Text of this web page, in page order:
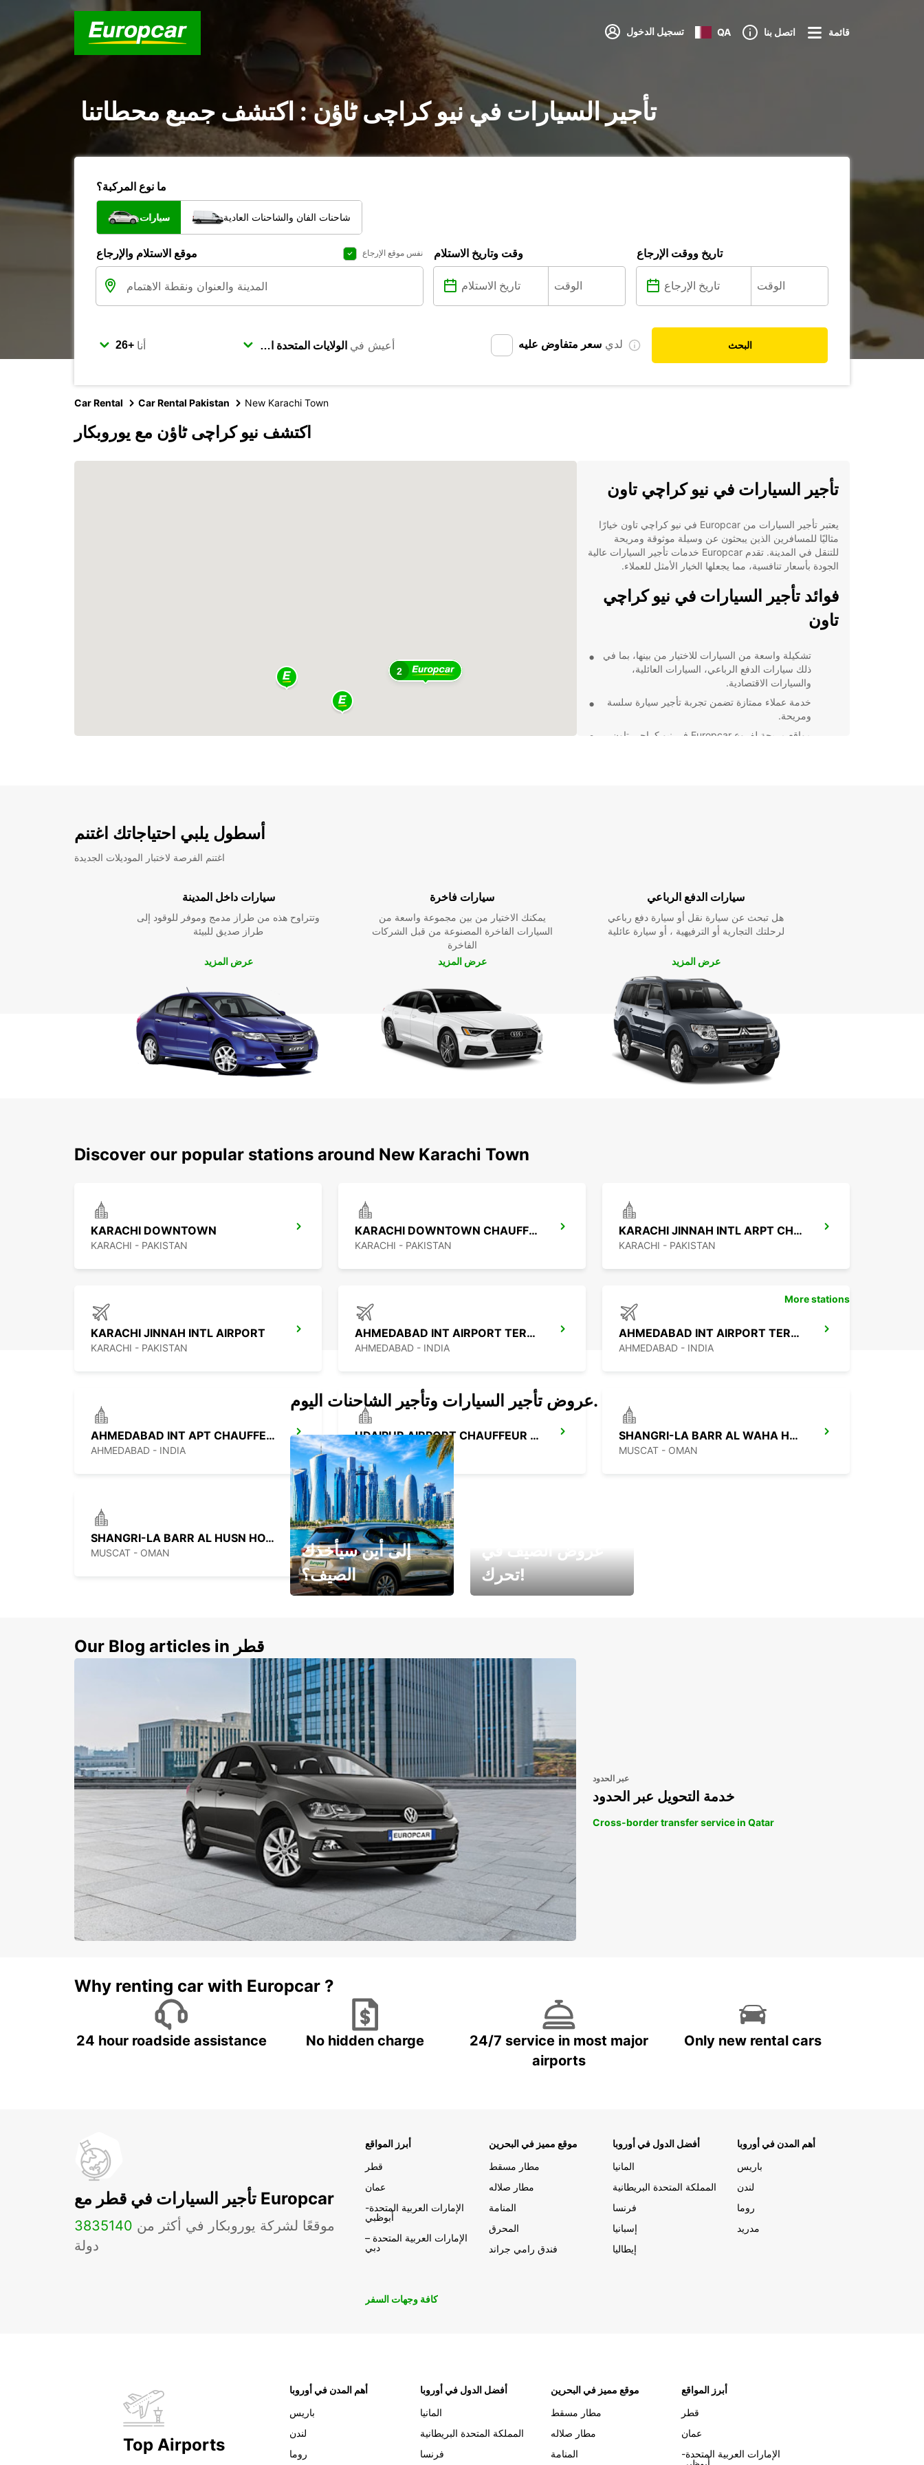
تسجيل الدخول QA اتصل بنا قائمة
تأجير السيارات في نیو کراچی ٹاؤن : اكتشف جميع محطاتنا
ما نوع المركبة؟
سيارات شاحنات الفان والشاحنات العادية
موقع الاستلام والإرجاع نفس موقع الإرجاع وقت وتاريخ الاستلام تاريخ ووقت الإرجاع
أنا أعيش في لدي سعر متفاوض عليه البحث
Car Rental Car Rental Pakistan New Karachi Town
اكتشف نیو کراچی ٹاؤن مع يوروبكار
2
تأجير السيارات في نيو كراچي تاون
يعتبر تأجير السيارات من Europcar في نيو كراچي تاون خيارًا
مثاليًا للمسافرين الذين يبحثون عن وسيلة موثوقة ومريحة
للتنقل في المدينة. تقدم Europcar خدمات تأجير السيارات عالية
الجودة بأسعار تنافسية، مما يجعلها الخيار الأمثل للعملاء.
فوائد تأجير السيارات في نيو كراچي
تاون
تشكيلة واسعة من السيارات للاختيار من بينها، بما في
ذلك سيارات الدفع الرباعي، السيارات العائلية،
والسيارات الاقتصادية.
خدمة عملاء ممتازة تضمن تجربة تأجير سيارة سلسة
ومريحة.
مواقع مريحة لفروع Europcar في نيو كراچي تاون
أسطول يلبي احتياجاتك اغتنم
اغتنم الفرصة لاختبار الموديلات الجديدة
سيارات داخل المدينة
وتتراوح هذه من طراز مدمج وموفر للوقود إلى
طراز صديق للبيئة
عرض المزيد
سيارات فاخرة
يمكنك الاختيار من بين مجموعة واسعة من
السيارات الفاخرة المصنوعة من قبل الشركات
الفاخرة
عرض المزيد
سيارات الدفع الرباعي
هل تبحث عن سيارة نقل أو سيارة دفع رباعي
لرحلتك التجارية أو الترفيهية ، أو سيارة عائلية
عرض المزيد
Discover our popular stations around New Karachi Town
KARACHI DOWNTOWN
KARACHI - PAKISTAN
KARACHI DOWNTOWN CHAUFFEUR
KARACHI - PAKISTAN
KARACHI JINNAH INTL ARPT CHAUFFEUR
KARACHI - PAKISTAN
KARACHI JINNAH INTL AIRPORT
KARACHI - PAKISTAN
AHMEDABAD INT AIRPORT TERMINAL 2
AHMEDABAD - INDIA
AHMEDABAD INT AIRPORT TERMINAL 1
AHMEDABAD - INDIA
AHMEDABAD INT APT CHAUFFEUR DRIVE
AHMEDABAD - INDIA
UDAIPUR AIRPORT CHAUFFEUR DRIVE
UDAIPUR - INDIA
SHANGRI-LA BARR AL WAHA HOTEL *M&G*
MUSCAT - OMAN
SHANGRI-LA BARR AL HUSN HOTEL *M&G*
MUSCAT - OMAN
More stations
عروض تأجير السيارات وتأجير الشاحنات اليوم.
إلى أين سيأخذك
الصيف؟
تحرك!
Our Blog articles in قطر
عبر الحدود
خدمة التحويل عبر الحدود
Cross-border transfer service in Qatar
Why renting car with Europcar ?
24 hour roadside assistance No hidden charge
24/7 service in most major
airports
Only new rental cars
تأجير السيارات في قطر مع Europcar
3835 موقعًا لشركة يوروبكار في أكثر من 140
دولة
أبرز المواقع
قطر
عمان
الإمارات العربية المتحدة-
أبوظبي
الإمارات العربية المتحدة –
دبي
موقع مميز في البحرين
مطار مسقط
مطار صلاله
المنامة
المحرق
فندق رامي جراند
أفضل الدول في أوروبا
المانيا
المملكة المتحدة البريطانية
فرنسا
إسبانيا
إيطاليا
أهم المدن في أوروبا
باريس
لندن
روما
مدريد
كافة وجهات السفر
Top Airports
أهم المدن في أوروبا
باريس
لندن
روما
أفضل الدول في أوروبا
المانيا
المملكة المتحدة البريطانية
فرنسا
موقع مميز في البحرين
مطار مسقط
مطار صلاله
المنامة
أبرز المواقع
قطر
عمان
الإمارات العربية المتحدة-